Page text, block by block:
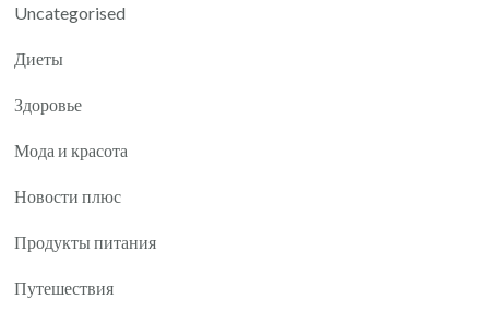
Uncategorised
Диеты
Здоровье
Мода и красота
Новости плюс
Продукты питания
Путешествия